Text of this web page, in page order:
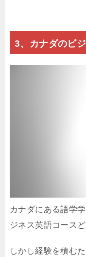
3、カナダのビ
カナダにある語学
ジネス英語コース
しかし経験を積む